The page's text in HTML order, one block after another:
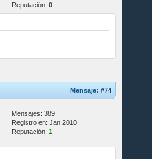
Reputación: 0
Mensaje: #74
Mensajes: 389
Registro en: Jan 2010
Reputación: 1